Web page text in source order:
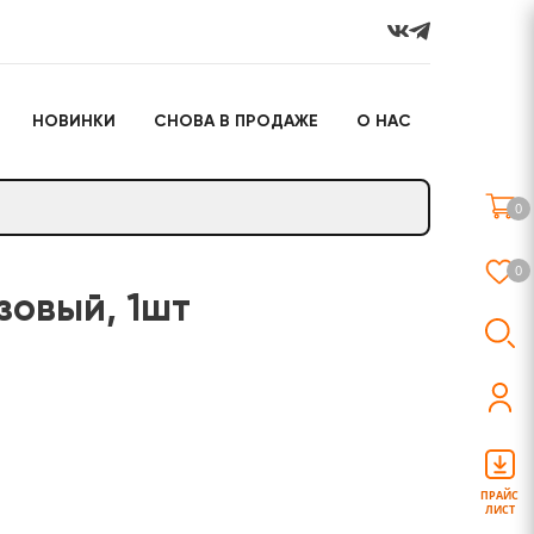
НОВИНКИ СНОВА В ПРОДАЖЕ О НАС
Настольные игры
Подарочные наборы
Слайм
1шт
0
0
ПРАЙС
ЛИСТ